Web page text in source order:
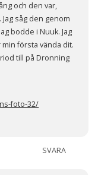
och den var,
såg den genom
bodde i Nuuk. Jag
första vända dit.
till på Dronning
foto-32/
SVARA